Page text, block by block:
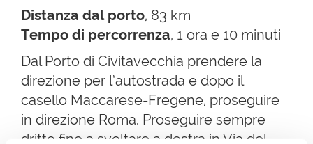
Distanza dal porto, 83 km
Tempo di percorrenza, 1 ora e 10 minuti
Dal Porto di Civitavecchia prendere la
direzione per l’autostrada e dopo il
casello Maccarese-Fregene, proseguire
in direzione Roma. Proseguire sempre
dritto fino a svoltare a destra in Via del